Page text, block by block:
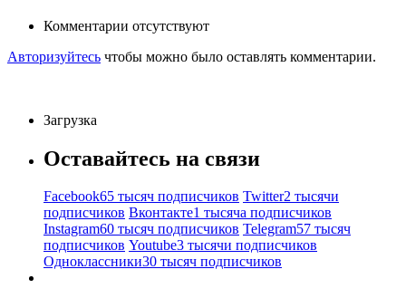
Комментарии отсутствуют
Авторизуйтесь чтобы можно было оставлять комментарии.
Загрузка
Оставайтесь на связи
Facebook65 тысяч подписчиков Twitter2 тысячи
подписчиков Вконтакте1 тысяча подписчиков
Instagram60 тысяч подписчиков Telegram57 тысяч
подписчиков Youtube3 тысячи подписчиков
Одноклассники30 тысяч подписчиков